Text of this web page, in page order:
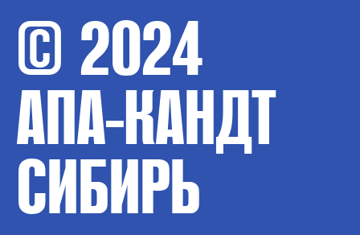
© 2024
АПА-КАНДТ
СИБИРЬ